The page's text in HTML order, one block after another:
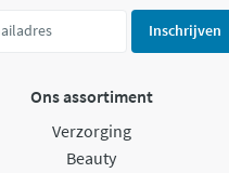
Inschrijven
Ons assortiment
Verzorging
Beauty